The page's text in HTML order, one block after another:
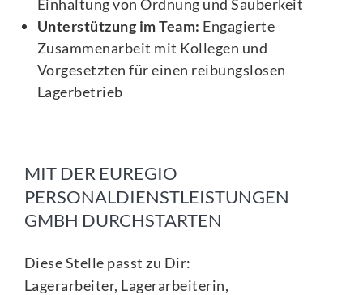
Einhaltung von Ordnung und Sauberkeit
Unterstützung im Team: Engagierte
Zusammenarbeit mit Kollegen und
Vorgesetzten für einen reibungslosen
Lagerbetrieb
MIT DER EUREGIO
PERSONALDIENSTLEISTUNGEN
GMBH DURCHSTARTEN
Diese Stelle passt zu Dir:
Lagerarbeiter, Lagerarbeiterin,